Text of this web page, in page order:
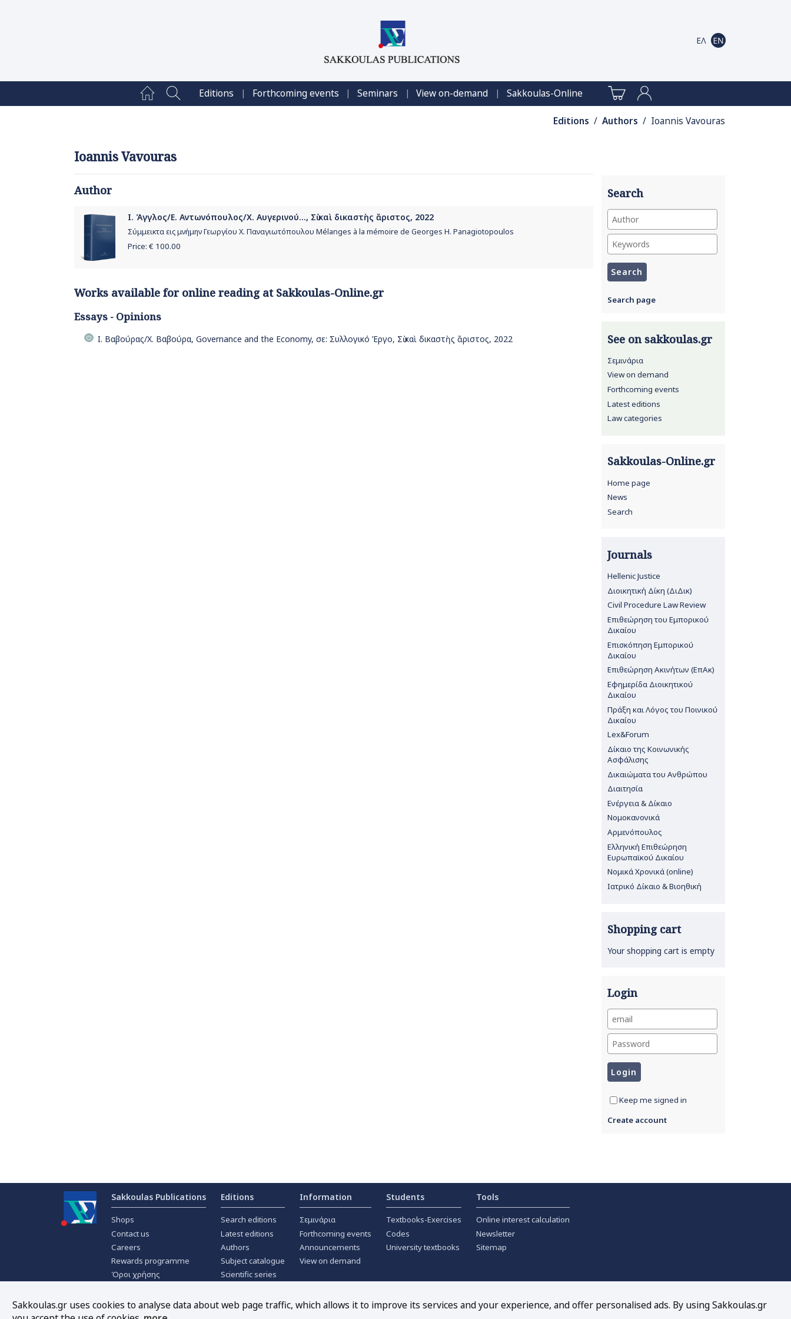
Editions | Forthcoming events | Seminars | View on-demand | Sakkoulas-Online
Editions / Authors / Ioannis Vavouras
Ioannis Vavouras
Author
Ι. Άγγλος/Ε. Αντωνόπουλος/Χ. Αυγερινού..., Σὺ καὶ δικαστὴς ἄριστος, 2022
Σύμμεικτα εις μνήμην Γεωργίου Χ. Παναγιωτόπουλου Mélanges à la mémoire de Georges H. Panagiotopoulos
Price: € 100.00
Works available for online reading at Sakkoulas-Online.gr
Essays - Opinions
Ι. Βαβούρας/Χ. Βαβούρα, Governance and the Economy, σε: Συλλογικό Έργο, Σὺ καὶ δικαστὴς ἄριστος, 2022
Search
Search page
See on sakkoulas.gr
Σεμινάρια
View on demand
Forthcoming events
Latest editions
Law categories
Sakkoulas-Online.gr
Home page
News
Search
Journals
Hellenic Justice
Διοικητική Δίκη (ΔιΔικ)
Civil Procedure Law Review
Επιθεώρηση του Εμπορικού
Δικαίου
Επισκόπηση Εμπορικού
Δικαίου
Επιθεώρηση Ακινήτων (ΕπΑκ)
Εφημερίδα Διοικητικού
Δικαίου
Πράξη και Λόγος του Ποινικού
Δικαίου
Lex&Forum
Δίκαιο της Κοινωνικής
Ασφάλισης
Δικαιώματα του Ανθρώπου
Διαιτησία
Ενέργεια & Δίκαιο
Νομοκανονικά
Αρμενόπουλος
Ελληνική Επιθεώρηση
Ευρωπαϊκού Δικαίου
Νομικά Χρονικά (online)
Ιατρικό Δίκαιο & Βιοηθική
Shopping cart
Your shopping cart is empty
Login
Keep me signed in
Create account
Sakkoulas Publications
Shops
Contact us
Careers
Rewards programme
Όροι χρήσης
About Cookies
Editions
Search editions
Latest editions
Authors
Subject catalogue
Scientific series
Offers
Information
Σεμινάρια
Forthcoming events
Announcements
View on demand
Students
Textbooks-Exercises
Codes
University textbooks
Tools
Online interest calculation
Newsletter
Sitemap
Sakkoulas.gr uses cookies to analyse data about web page traffic, which allows it to improve its services and your experience, and offer personalised ads. By using Sakkoulas.gr